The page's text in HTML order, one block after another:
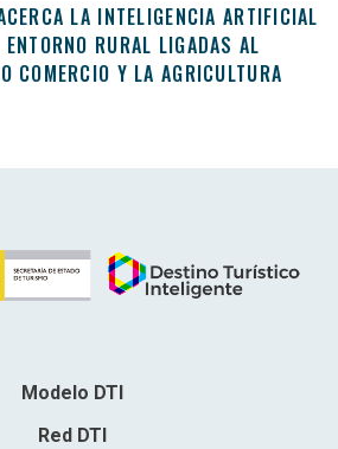
LA INTELIGENCIA ARTIFICIAL
RURAL LIGADAS AL
COMERCIO Y LA AGRICULTURA
Modelo DTI
Red DTI